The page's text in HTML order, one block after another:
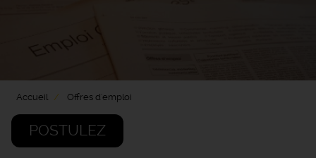
Accueil Offres d'emploi
POSTULEZ